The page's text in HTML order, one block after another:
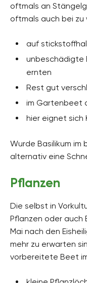
oftmals an
oftmals auch bei
auf
unbeschädigte
ernten
Rest gut
im Gartenbeet
hier eignet sich
Wurde Basilikum
alternativ eine
Pflanzen
Die selbst in
Pflanzen oder auch
Mai nach den
mehr zu erwarten
vorbereitete Beet